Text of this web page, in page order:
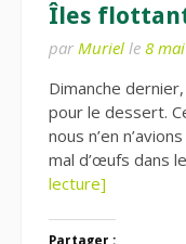
Îles
par Muriel le 8
Dimanche
pour le dessert.
nous n’en
mal d’œufs dans
lecture]
Partager :